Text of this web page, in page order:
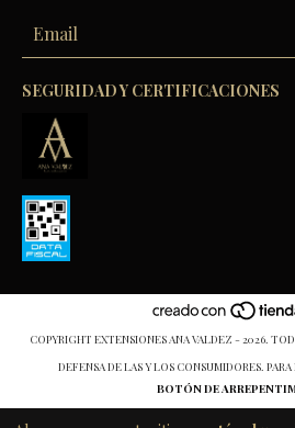
SEGURIDAD Y CERTIFICACIONES
COPYRIGHT EXTENSIONES ANA VALDEZ - 2026.
DEFENSA DE LAS Y LOS CONSUMIDORES.
BOTÓN DE